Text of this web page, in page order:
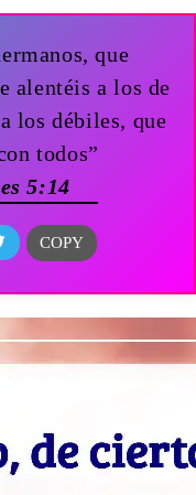
que
alentéis a los de
los débiles, que
todos”
5:14